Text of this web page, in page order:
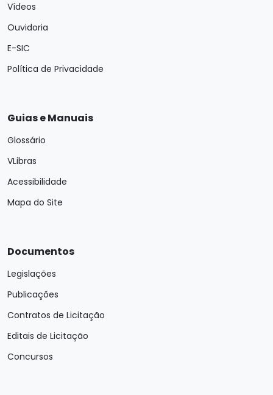
Vídeos
Ouvidoria
E-SIC
Política de Privacidade
Guias e Manuais
Glossário
VLibras
Acessibilidade
Mapa do Site
Documentos
Legislações
Publicações
Contratos de Licitação
Editais de Licitação
Concursos